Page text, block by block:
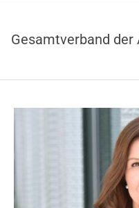
Gesamtverband